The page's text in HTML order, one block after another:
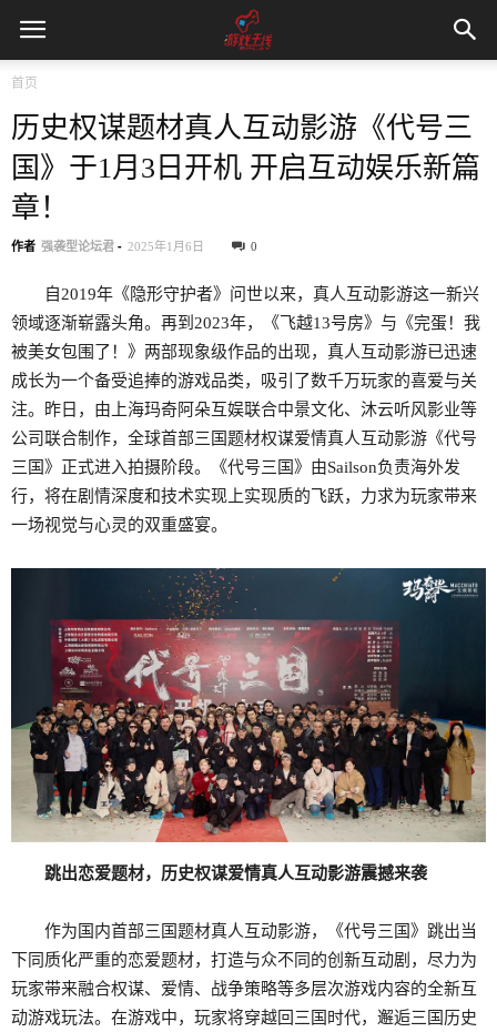
首页
历史权谋题材真人互动影游《代号三
国》于1月3日开机 开启互动娱乐新篇
章！
作者 强袭型论坛君 - 2025年1月6日 0
自2019年《隐形守护者》问世以来，真人互动影游这一新兴
领域逐渐崭露头角。再到2023年，《飞越13号房》与《完蛋！我
被美女包围了！》两部现象级作品的出现，真人互动影游已迅速
成长为一个备受追捧的游戏品类，吸引了数千万玩家的喜爱与关
注。昨日，由上海玛奇阿朵互娱联合中景文化、沐云听风影业等
公司联合制作，全球首部三国题材权谋爱情真人互动影游《代号
三国》正式进入拍摄阶段。《代号三国》由Sailson负责海外发
行，将在剧情深度和技术实现上实现质的飞跃，力求为玩家带来
一场视觉与心灵的双重盛宴。
跳出恋爱题材，历史权谋爱情真人互动影游震撼来袭
作为国内首部三国题材真人互动影游，《代号三国》跳出当
下同质化严重的恋爱题材，打造与众不同的创新互动剧，尽力为
玩家带来融合权谋、爱情、战争策略等多层次游戏内容的全新互
动游戏玩法。在游戏中，玩家将穿越回三国时代，邂逅三国历史